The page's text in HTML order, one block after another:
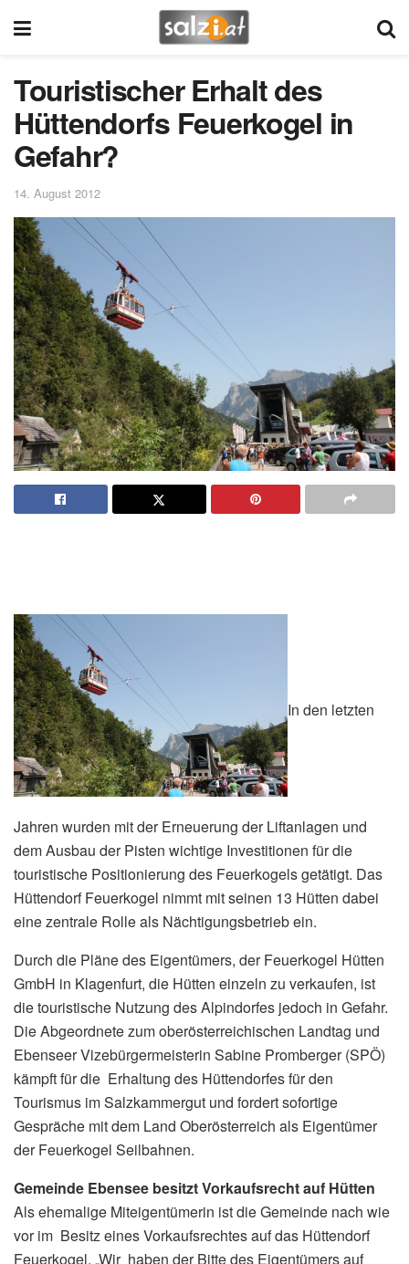
Touristischer Erhalt des
Hüttendorfs Feuerkogel in
Gefahr?
14. August 2012
In den letzten
Jahren wurden mit der Erneuerung der Liftanlagen und
dem Ausbau der Pisten wichtige Investitionen für die
touristische Positionierung des Feuerkogels getätigt. Das
Hüttendorf Feuerkogel nimmt mit seinen 13 Hütten dabei
eine zentrale Rolle als Nächtigungsbetrieb ein.
Durch die Pläne des Eigentümers, der Feuerkogel Hütten
GmbH in Klagenfurt, die Hütten einzeln zu verkaufen, ist
die touristische Nutzung des Alpindorfes jedoch in Gefahr.
Die Abgeordnete zum oberösterreichischen Landtag und
Ebenseer Vizebürgermeisterin Sabine Promberger (SPÖ)
kämpft für die Erhaltung des Hüttendorfes für den
Tourismus im Salzkammergut und fordert sofortige
Gespräche mit dem Land Oberösterreich als Eigentümer
der Feuerkogel Seilbahnen.
Gemeinde Ebensee besitzt Vorkaufsrecht auf Hütten
Als ehemalige Miteigentümerin ist die Gemeinde nach wie
vor im Besitz eines Vorkaufsrechtes auf das Hüttendorf
Feuerkogel. „Wir haben der Bitte des Eigentümers auf